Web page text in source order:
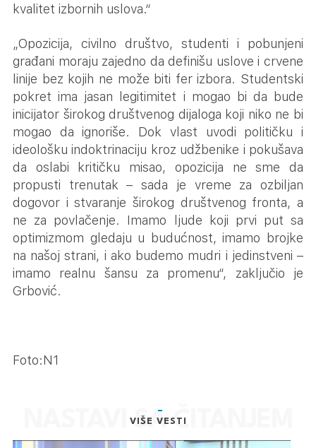
kvalitet izbornih uslova.“
„Opozicija, civilno društvo, studenti i pobunjeni
građani moraju zajedno da definišu uslove i crvene
linije bez kojih ne može biti fer izbora. Studentski
pokret ima jasan legitimitet i mogao bi da bude
inicijator širokog društvenog dijaloga koji niko ne bi
mogao da ignoriše. Dok vlast uvodi političku i
ideološku indoktrinaciju kroz udžbenike i pokušava
da oslabi kritičku misao, opozicija ne sme da
propusti trenutak – sada je vreme za ozbiljan
dogovor i stvaranje širokog društvenog fronta, a
ne za povlačenje. Imamo ljude koji prvi put sa
optimizmom gledaju u budućnost, imamo brojke
na našoj strani, i ako budemo mudri i jedinstveni –
imamo realnu šansu za promenu“, zaključio je
Grbović.
Foto:N1
VIŠE VESTI